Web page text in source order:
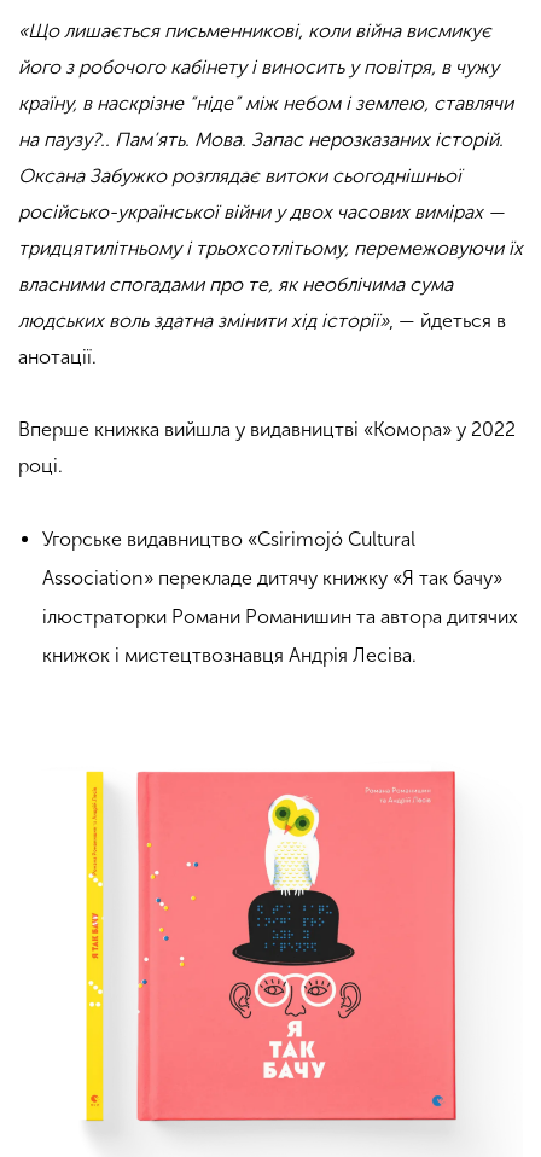
«Що лишається письменникові, коли війна висмикує
його з робочого кабінету і виносить у повітря, в чужу
країну, в наскрізне “ніде” між небом і землею, ставлячи
на паузу?.. Пам’ять. Мова. Запас нерозказаних історій.
Оксана Забужко розглядає витоки сьогоднішньої
російсько-української війни у двох часових вимірах —
тридцятилітньому і трьохсотлітьому, перемежовуючи їх
власними спогадами про те, як необлічима сума
людських воль здатна змінити хід історії», — йдеться в
анотації.
Вперше книжка вийшла у видавництві «Комора» у 2022
році.
Угорське видавництво «Csirimojó Cultural
Association» перекладе дитячу книжку «Я так бачу»
ілюстраторки Романи Романишин та автора дитячих
книжок і мистецтвознавця Андрія Лесіва.